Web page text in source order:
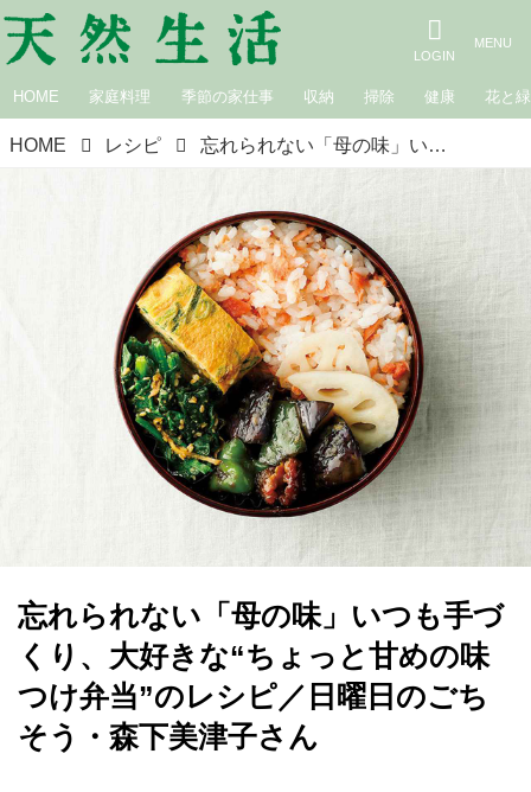
HOME 家庭料理 季節の家仕事 収納 掃除 健康 花と緑
HOME レシピ 忘れられない「母の味」いつも手づくり、大好きな“ちょっと甘めの味つけ弁当”のレシピ／日曜日のごちそう・森下美津子さん
忘れられない「母の味」いつも手づ
くり、大好きな“ちょっと甘めの味
つけ弁当”のレシピ／日曜日のごち
そう・森下美津子さん